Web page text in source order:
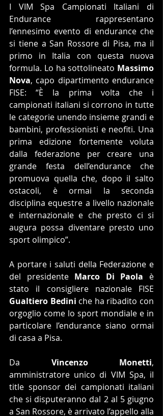
I VIM Spa Campionati Italiani di
Endurance rappresentano
l’ennesimo evento di endurance che
si tiene a San Rossore di Pisa, ma il
primo in Italia con questa nuova
formula. Lo ha sottolineato Massimo
Nova, capo dipartimento endurance
FISE: “È la prima volta che i
campionati italiani si corrono in tutte
le categorie unendo insieme grandi e
bambini, professionisti e neofiti. Una
prima edizione fortemente voluta
dalla federazione per creare una
grande festa dell’endurance che
promuova quella che, dopo il salto
ostacoli, è ormai la seconda
disciplina equestre a livello nazionale
e internazionale e che presto ci si
augura possa diventare presto uno
sport olimpico”.
A portare i saluti della Federazione e
del presidente Marco Di Paola è
Gualtiero Bedini che ha ribadito con
orgoglio come lo sport mondiale e in
particolare l’endurance siano ormai
di casa a Pisa.
Da Vincenzo Monetti,
amministratore unico di VIM Spa, il
title sponsor dei campionati italiani
che si disputeranno dal 2 al 5 giugno
a San Rossore, è arrivato l’appello alla